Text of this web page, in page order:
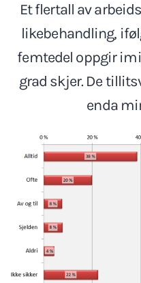
Et flertall av
likebehandling,
femtedel oppgir
grad skjer. De
enda